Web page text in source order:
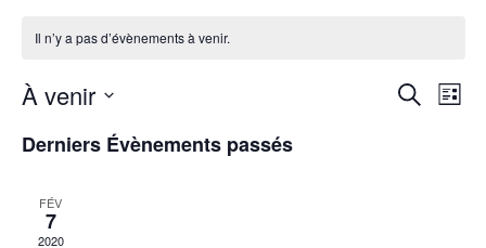
Il n’y a pas d’évènements à venir.
Recherche
Liste
À venir
une
Derniers Évènements passés
FÉV
7
2020